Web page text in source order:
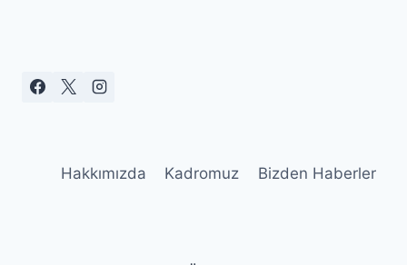
Hakkımızda Kadromuz Bizden Haberler